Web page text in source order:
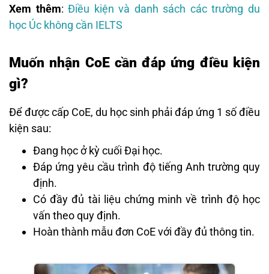
Xem thêm:Điều kiện và danh sách các trường du
học Úc không cần IELTS
Muốn nhận CoE cần đáp ứng điều kiện
gì?
Để được cấp CoE, du học sinh phải đáp ứng 1 số điều
kiện sau:
Đang học ở kỳ cuối Đại học.
Đáp ứng yêu cầu trình độ tiếng Anh trường quy
định.
Có đầy đủ tài liệu chứng minh về trình độ học
vấn theo quy định.
Hoàn thành mẫu đơn CoE với đầy đủ thông tin.